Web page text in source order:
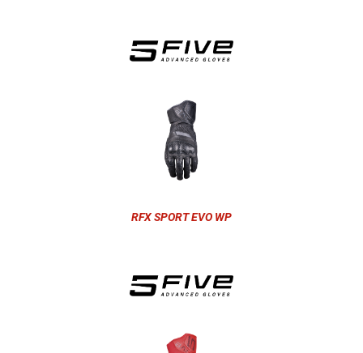
RFX SPORT EVO WP